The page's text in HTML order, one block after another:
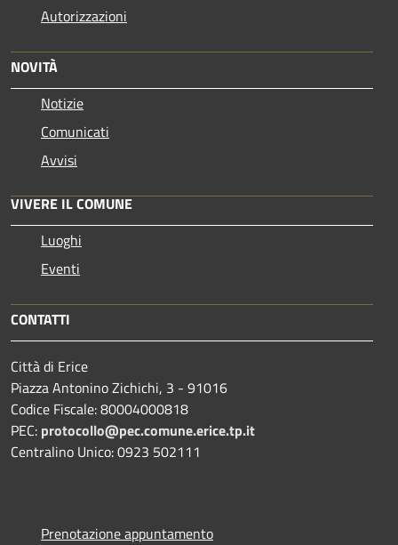
Autorizzazioni
NOVITÀ
Notizie
Comunicati
Avvisi
VIVERE IL COMUNE
Luoghi
Eventi
CONTATTI
Città di Erice
Piazza Antonino Zichichi, 3 - 91016
Codice Fiscale: 80004000818
PEC: protocollo@pec.comune.erice.tp.it
Centralino Unico: 0923 502111
Prenotazione appuntamento